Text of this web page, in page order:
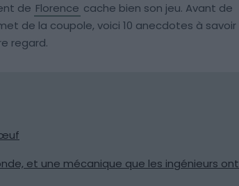
de Florence cache bien son jeu. Avant de
de la coupole, voici 10 anecdotes à savoir
regard.
œuf
et une mécanique que les ingénieurs ont